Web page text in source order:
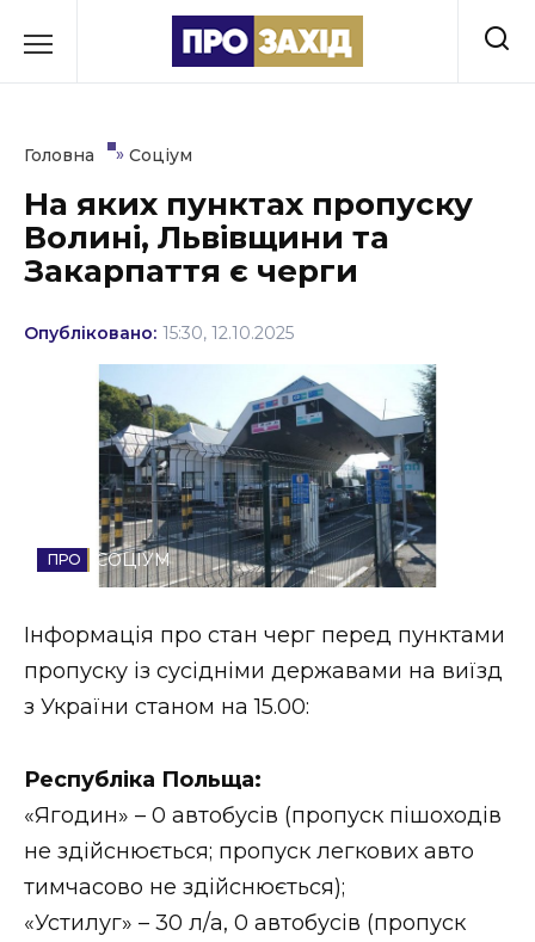
до
Культура
Освіта
Події
Політика
Соціум
Спорт
Стиль життя
Втрачений Ужгород (відеоверсія)
ЗАКАРПАТСЬКІ НОВИНИ
НОВИНИ ЗАХІДНОЇ УКРАЇНИ
Головна » Соціум
На яких пунктах пропуску
Волині, Львівщини та
Закарпаття є черги
Опубліковано: 15:30, 12.10.2025
СОЦІУМ
Інформація про стан черг перед пунктами
пропуску із сусідніми державами на виїзд
з України станом на 15.00:
Республіка Польща:
«Ягодин» – 0 автобусів (пропуск пішоходів
не здійснюється; пропуск легкових авто
тимчасово не здійснюється);
«Устилуг» – 30 л/а, 0 автобусів (пропуск